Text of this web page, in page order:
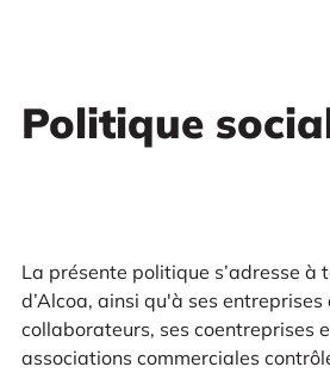
Politique
La présente politique s’adresse à
d’Alcoa, ainsi qu'à ses entreprises
collaborateurs, ses coentreprises
associations commerciales